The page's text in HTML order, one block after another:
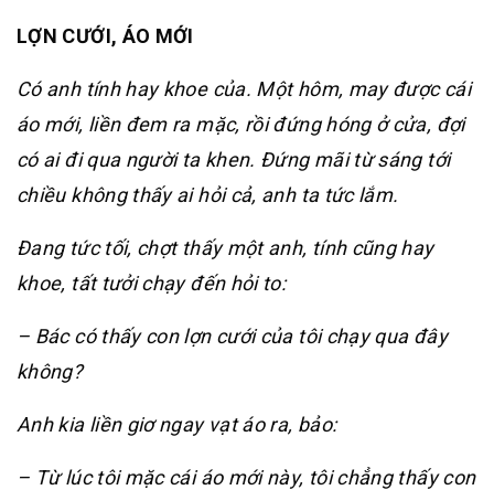
LỢN CƯỚI, ÁO MỚI
Có anh tính hay khoe của. Một hôm, may được cái
áo mới, liền đem ra mặc, rồi đứng hóng ở cửa, đợi
có ai đi qua người ta khen. Đứng mãi từ sáng tới
chiều không thấy ai hỏi cả, anh ta tức lắm.
Đang tức tối, chợt thấy một anh, tính cũng hay
khoe, tất tưởi chạy đến hỏi to:
– Bác có thấy con lợn cưới của tôi chạy qua đây
không?
Anh kia liền giơ ngay vạt áo ra, bảo:
– Từ lúc tôi mặc cái áo mới này, tôi chẳng thấy con